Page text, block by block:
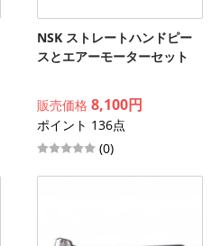
NSK ストレートハンドピー
スとエアーモーターセット
販売価格 8,100円
ポイント 136点
(0)